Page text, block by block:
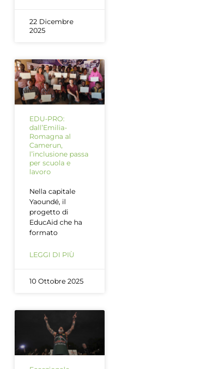
22 Dicembre
2025
EDU-PRO:
dall’Emilia-
Romagna al
Camerun,
l’inclusione passa
per scuola e
lavoro
Nella capitale
Yaoundé, il
progetto di
EducAid che ha
formato
LEGGI DI PIÙ
10 Ottobre 2025